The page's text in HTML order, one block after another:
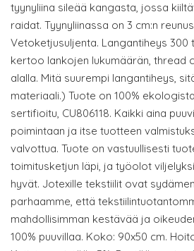
tyynyliina sileää kangasta, jossa
raidat. Tyynyliinassa on 3 cm:n
Vetoketjusuljenta. Langantiheys 300
kertoo lankojen lukumäärän, thread
alalla. Mitä suurempi langantiheys,
materiaali.) Tuote on 100%
sertifioitu, CU806118. Kaikki aina
poimintaan ja itse tuotteen
valvottua. Tuote on vastuullisesti
toimitusketjun läpi, ja työolot
hyvät. Jotexille tekstiilit ovat
parhaamme, että
mahdollisimman kestävää ja
100% puuvillaa. Koko: 90x50 cm.